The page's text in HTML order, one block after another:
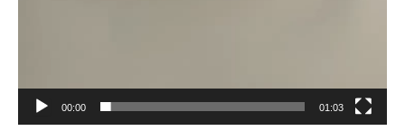
00:00 01:03